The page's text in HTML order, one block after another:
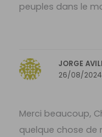
peuples dans le
JORGE
26/08/2024
Merci beaucoup,
quelque chose de